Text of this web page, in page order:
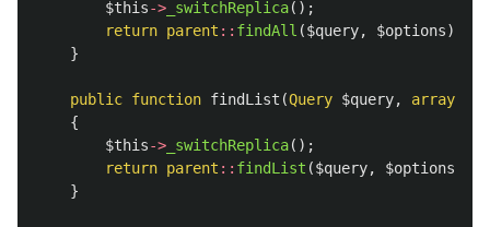
$this-> _switchReplica();
return parent :: findAll ($query, $options);
}
public function findList (Query $query, array
{
$this-> _switchReplica();
return parent :: findList ($query, $options
}